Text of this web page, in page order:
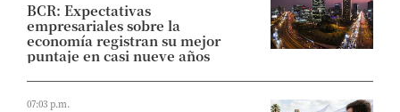
BCR: Expectativas
empresariales sobre la
economía registran su mejor
puntaje en casi nueve años
07:03 p.m.